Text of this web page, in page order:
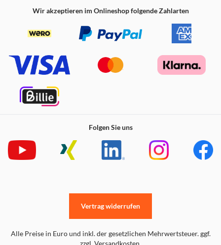
Schnell aufgeheizt und flexibel einsetzbar – indoor wie
outdoor. Der Grill ist einfach vom Stand abzunehmen
Wasser in der Grillschale
Für leichtere Reinigung, gegen Fettbrand und verminderte
Rauchbildung. Die Schale verfügt über 1,3l
Fassungsvermögen.
Einfache Bedienung
Temperaturbereich einfach über den Drehregler
LED-Ring zwischen Blau und Rot
Wir akzeptieren im Onlineshop folgende Zahlarten
Folgen Sie uns
Alle Preise in Euro und inkl. der gesetzlichen Mehrwertsteuer. ggf.
zzgl. Versandkosten.
Vertrag widerrufen